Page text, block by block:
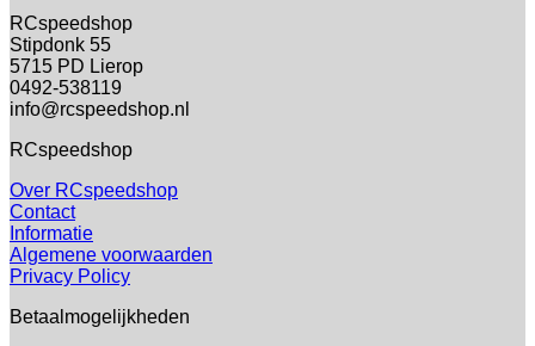
RCspeedshop
Stipdonk 55
5715 PD Lierop
0492-538119
info@rcspeedshop.nl
RCspeedshop
Over RCspeedshop
Contact
Informatie
Algemene voorwaarden
Privacy Policy
Betaalmogelijkheden